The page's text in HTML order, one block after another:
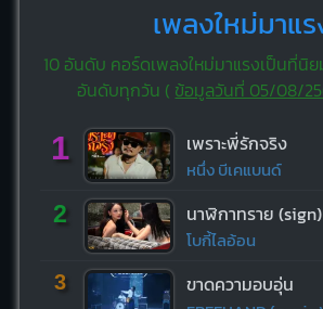
เพลงใหม่มาแ
10 อันดับ คอร์ดเพลงใหม่มาแรงเป็นที่นิ
อันดับทุกวัน ( ข้อมูลวันที่ 05/08/
1 เพราะพี่รักจริง
หนึ่ง บีเคแบนด์
2
โบกี้ไลอ้อน
3 ขาดความอบอุ่น